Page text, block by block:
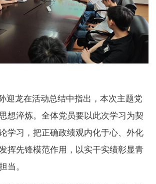
迎龙在活动总结中指出，本次主题党
想淬炼。全体党员要以此次学习为契
学习，把正确政绩观内化于心、外化
挥先锋模范作用，以实干实绩彰显青
当。